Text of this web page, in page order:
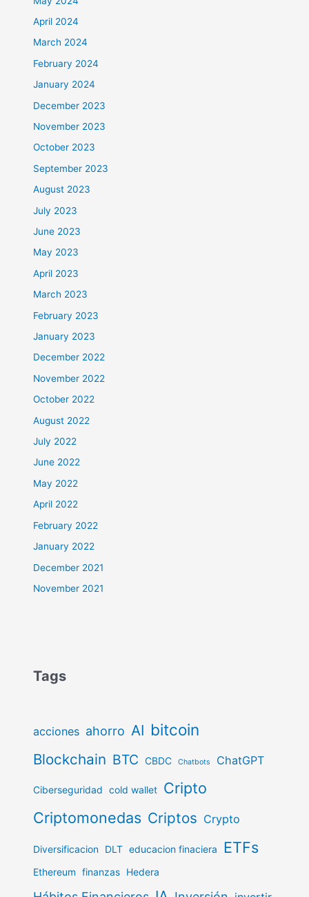
April 2024
March 2024
February 2024
January 2024
December 2023
November 2023
October 2023
September 2023
August 2023
July 2023
June 2023
May 2023
April 2023
March 2023
February 2023
January 2023
December 2022
November 2022
October 2022
August 2022
July 2022
June 2022
May 2022
April 2022
February 2022
January 2022
December 2021
November 2021
Tags
acciones ahorro AI bitcoin
Blockchain BTC CBDC Chatbots ChatGPT
Ciberseguridad cold wallet Cripto
Criptomonedas Criptos Crypto
Diversificacion DLT educacion finaciera ETFs
Ethereum finanzas Hedera